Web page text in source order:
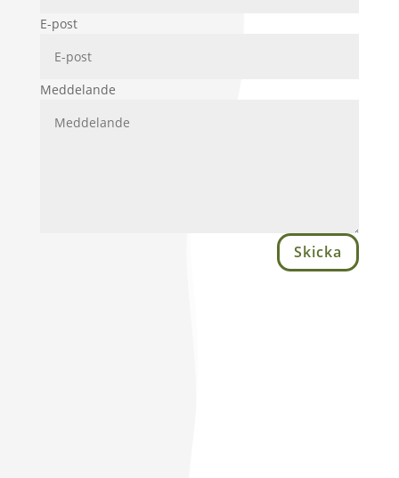
E-post
Meddelande
Skicka